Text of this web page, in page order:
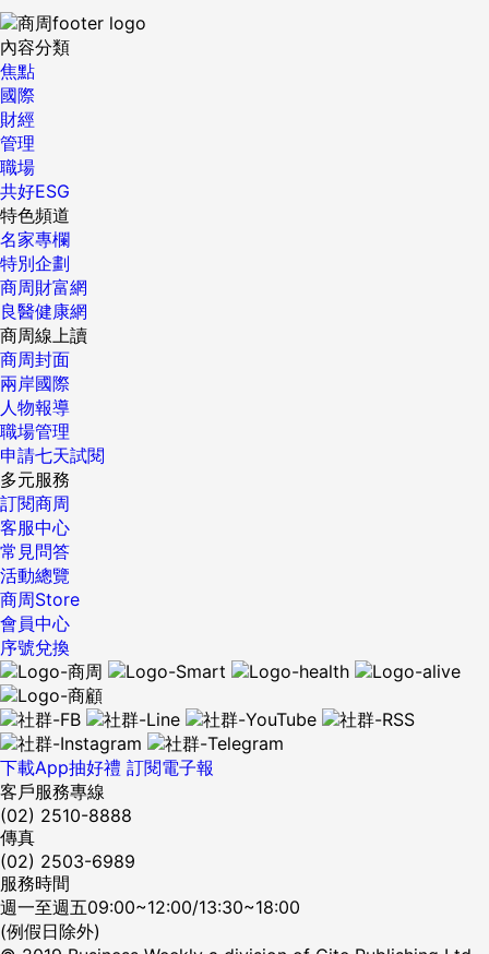
內容分類
焦點
國際
財經
管理
職場
共好ESG
特色頻道
名家專欄
特別企劃
商周財富網
良醫健康網
商周線上讀
商周封面
兩岸國際
人物報導
職場管理
申請七天試閱
多元服務
訂閱商周
客服中心
常見問答
活動總覽
商周Store
會員中心
序號兌換
下載App抽好禮 訂閱電子報
客戶服務專線
(02) 2510-8888
傳真
(02) 2503-6989
服務時間
週一至週五09:00~12:00/13:30~18:00
(例假日除外)